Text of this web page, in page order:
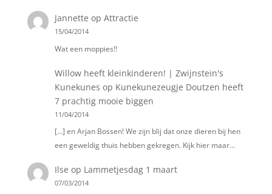
Jannette opAttractie
15/04/2014
Wat een moppies!!
Willow heeft kleinkinderen! | Zwijnstein's
Kunekunes op Kunekunezeugje Doutzen heeft
7 prachtig mooie biggen
11/04/2014
[…] en Arjan Bossen! We zijn blij dat onze dieren bij hen
een geweldig thuis hebben gekregen. Kijk hier maar…
Ilse op Lammetjesdag 1 maart
07/03/2014